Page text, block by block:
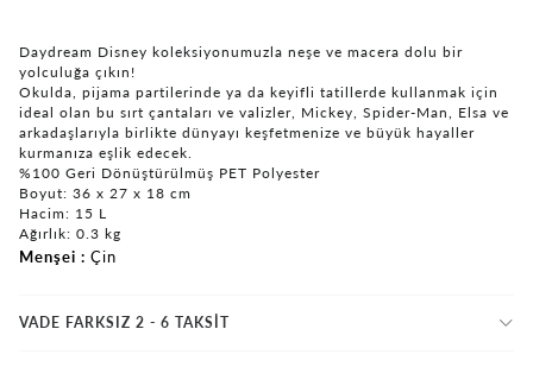
Daydream Disney koleksiyonumuzla neşe ve macera dolu bir
yolculuğa çıkın!
Okulda, pijama partilerinde ya da keyifli tatillerde kullanmak için
ideal olan bu sırt çantaları ve valizler, Mickey, Spider-Man, Elsa ve
arkadaşlarıyla birlikte dünyayı keşfetmenize ve büyük hayaller
kurmanıza eşlik edecek.
%100 Geri Dönüştürülmüş PET Polyester
Boyut: 36 x 27 x 18 cm
Hacim: 15 L
Ağırlık: 0.3 kg
Menşei Çin
VADE FARKSIZ 2 - 6 TAKSIT